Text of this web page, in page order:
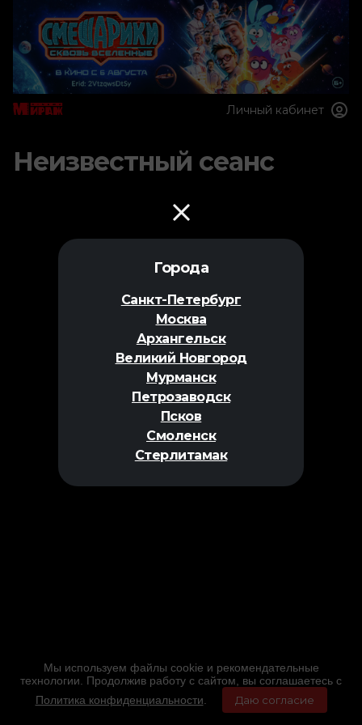
Города
Санкт-Петербург
Москва
Архангельск
Великий Новгород
Мурманск
Петрозаводск
Псков
Смоленск
Стерлитамак
Личный кабинет
Неизвестный сеанс
Мы используем файлы cookie и рекомендательные
технологии. Продолжив работу с сайтом, вы соглашаетесь с
Политика конфиденциальности
Даю согласие